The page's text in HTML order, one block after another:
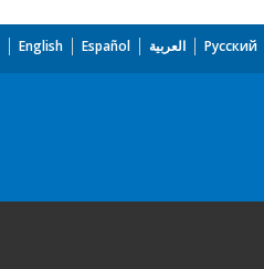
English Español العربية Русский